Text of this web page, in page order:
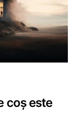
coș este